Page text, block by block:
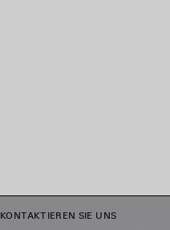
KONTAKTIEREN SIE UNS